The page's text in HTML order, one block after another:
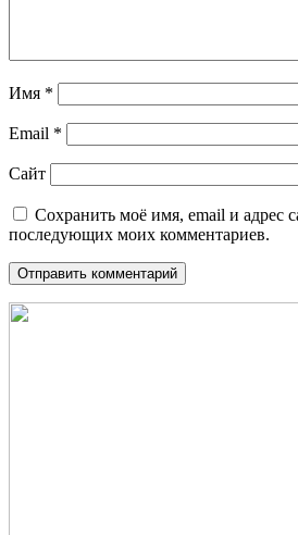
Имя *
Email *
Сайт
Сохранить моё имя, email и адрес
последующих моих комментариев.